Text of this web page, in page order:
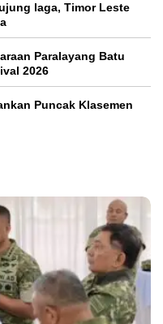
laga, Timor Leste
Paralayang Batu
2026
Puncak Klasemen